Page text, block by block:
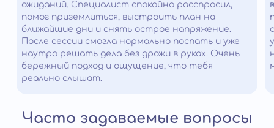
ожиданий. Специалист спокойно расспросил,
помог приземлиться, выстроить план на
ближайшие дни и снять острое напряжение.
После сессии смогла нормально поспать и уже
наутро решать дела без дрожи в руках. Очень
бережный подход и ощущение, что тебя
реально слышат.
Часто задаваемые вопросы